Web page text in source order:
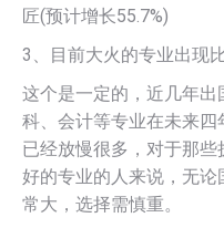
匠(预计增长55.7%)
3、目前大火的专业出现
这个是一定的，近几年
科、会计等专业在未来
已经放慢很多，对于那
好的专业的人来说，无
常大，选择需慎重。